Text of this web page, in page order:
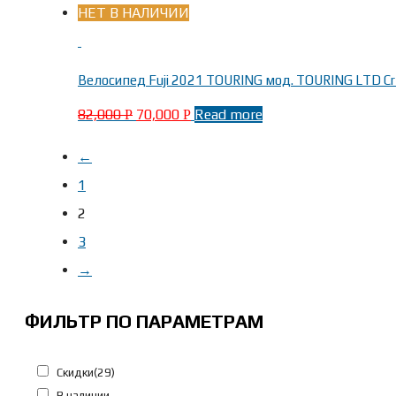
НЕТ В НАЛИЧИИ
Велосипед Fuji 2021 TOURING мод. TOURING LTD
82,000Р 70,000 Р Read more
←
1
2
3
→
ФИЛЬТР ПО ПАРАМЕТРАМ
Скидки(29)